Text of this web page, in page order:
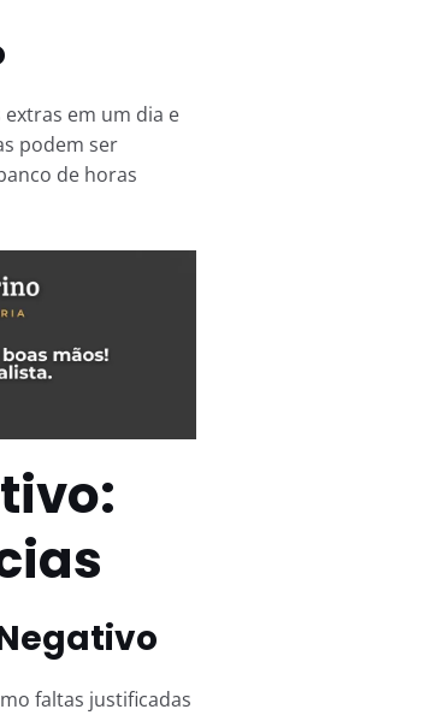
em um dia e
podem ser
de horas
faltas justificadas